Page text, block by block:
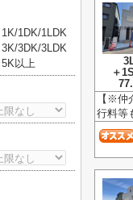
＋
【※仲
行料等
1K/1DK/1LDK
3K/3DK/3LDK
5K以上